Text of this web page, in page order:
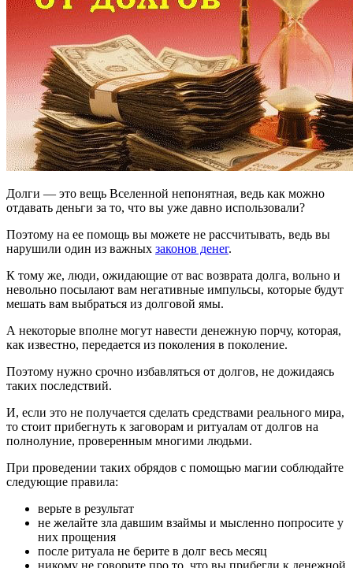
Долги — это вещь Вселенной непонятная, ведь как можно
отдавать деньги за то, что вы уже давно использовали?
Поэтому на ее помощь вы можете не рассчитывать, ведь вы
нарушили один из важных законов денег.
К тому же, люди, ожидающие от вас возврата долга, вольно и
невольно посылают вам негативные импульсы, которые будут
мешать вам выбраться из долговой ямы.
А некоторые вполне могут навести денежную порчу, которая,
как известно, передается из поколения в поколение.
Поэтому нужно срочно избавляться от долгов, не дожидаясь
таких последствий.
И, если это не получается сделать средствами реального мира,
то стоит прибегнуть к заговорам и ритуалам от долгов на
полнолуние, проверенным многими людьми.
При проведении таких обрядов с помощью магии соблюдайте
следующие правила:
верьте в результат
не желайте зла давшим взаймы и мысленно попросите у
них прощения
после ритуала не берите в долг весь месяц
никому не говорите про то, что вы прибегли к денежной